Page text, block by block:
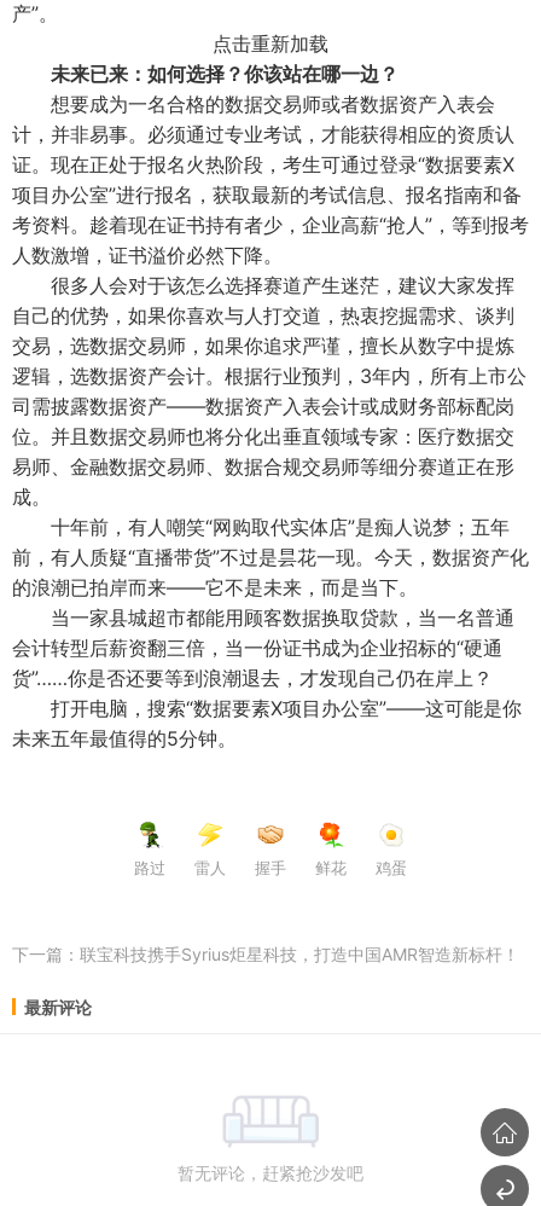
产”。
点击重新加载
未来已来：如何选择？你该站在哪一边？
想要成为一名合格的数据交易师或者数据资产入表会
计，并非易事。必须通过专业考试，才能获得相应的资质认
证。现在正处于报名火热阶段，考生可通过登录“数据要素X
项目办公室”进行报名，获取最新的考试信息、报名指南和备
考资料。趁着现在证书持有者少，企业高薪“抢人”，等到报考
人数激增，证书溢价必然下降。
很多人会对于该怎么选择赛道产生迷茫，建议大家发挥
自己的优势，如果你喜欢与人打交道，热衷挖掘需求、谈判
交易，选数据交易师，如果你追求严谨，擅长从数字中提炼
逻辑，选数据资产会计。根据行业预判，3年内，所有上市公
司需披露数据资产——数据资产入表会计或成财务部标配岗
位。并且数据交易师也将分化出垂直领域专家：医疗数据交
易师、金融数据交易师、数据合规交易师等细分赛道正在形
成。
十年前，有人嘲笑“网购取代实体店”是痴人说梦；五年
前，有人质疑“直播带货”不过是昙花一现。今天，数据资产化
的浪潮已拍岸而来——它不是未来，而是当下。
当一家县城超市都能用顾客数据换取贷款，当一名普通
会计转型后薪资翻三倍，当一份证书成为企业招标的“硬通
货”……你是否还要等到浪潮退去，才发现自己仍在岸上？
打开电脑，搜索“数据要素X项目办公室”——这可能是你
未来五年最值得的5分钟。
路过 雷人 握手 鲜花 鸡蛋
下一篇： 联宝科技携手Syrius炬星科技，打造中国AMR智造新标杆！
最新评论
暂无评论，赶紧抢沙发吧